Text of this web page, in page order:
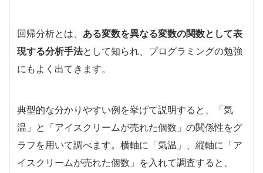
回帰分析とは、 ある変数を異なる変数の関数として表
現する分析手法として知られ、プログラミングの勉強
にもよく出てきます。
典型的な分かりやすい例を挙げて説明すると、「気
温」と「アイスクリームが売れた個数」の関係性をグ
ラフを用いて調べます。横軸に「気温」、縦軸に「ア
イスクリームが売れた個数」を入れて調査すると、